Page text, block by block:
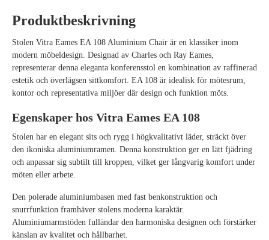
Produktbeskrivning
Stolen Vitra Eames EA 108 Aluminium Chair är en klassiker inom
modern möbeldesign. Designad av Charles och Ray Eames,
representerar denna eleganta konferensstol en kombination av raffinerad
estetik och överlägsen sittkomfort. EA 108 är idealisk för mötesrum,
kontor och representativa miljöer där design och funktion möts.
Egenskaper hos Vitra Eames EA 108
Stolen har en elegant sits och rygg i högkvalitativt läder, sträckt över
den ikoniska aluminiumramen. Denna konstruktion ger en lätt fjädring
och anpassar sig subtilt till kroppen, vilket ger långvarig komfort under
möten eller arbete.
Den polerade aluminiumbasen med fast benkonstruktion och
snurrfunktion framhäver stolens moderna karaktär.
Aluminiumarmstöden fulländar den harmoniska designen och förstärker
känslan av kvalitet och hållbarhet.